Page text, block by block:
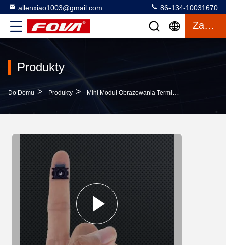
allenxiao1003@gmail.com 86-134-10031670
Zacytować
Produkty
Do Domu > Produkty > Mini Moduł Obrazowania Termicznego